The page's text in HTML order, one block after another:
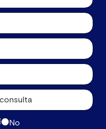
No